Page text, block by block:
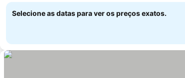
Selecione as datas para ver os preços exatos.